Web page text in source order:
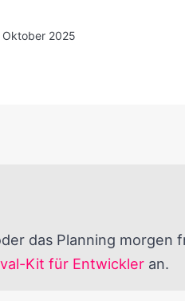
Oktober 2025
das Planning morgen
Kit für Entwickler an.